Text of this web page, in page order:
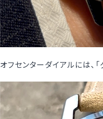
オフセンターダイアルには、